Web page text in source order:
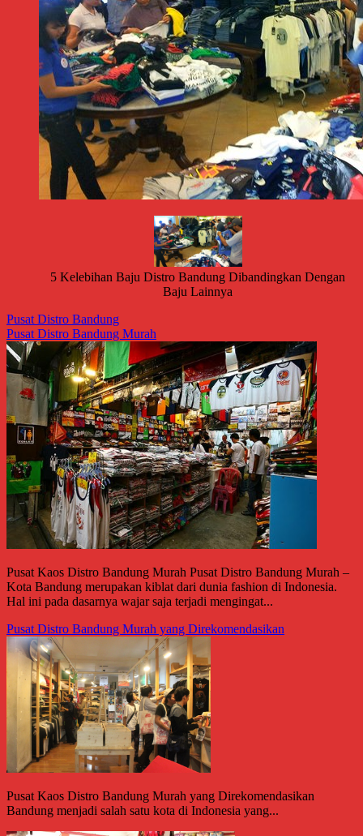
5 Kelebihan Baju Distro Bandung Dibandingkan Dengan
Baju Lainnya
Pusat Distro Bandung
Pusat Distro Bandung Murah
Pusat Kaos Distro Bandung Murah Pusat Distro Bandung Murah –
Kota Bandung merupakan kiblat dari dunia fashion di Indonesia.
Hal ini pada dasarnya wajar saja terjadi mengingat...
Pusat Distro Bandung Murah yang Direkomendasikan
Pusat Kaos Distro Bandung Murah yang Direkomendasikan
Bandung menjadi salah satu kota di Indonesia yang...